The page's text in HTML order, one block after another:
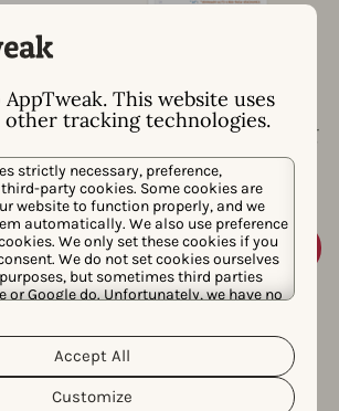
This website uses
other tracking technologies.
strictly necessary, preference,
party cookies. Some cookies are
website to function properly, and we
automatically. We also use preference
We only set these cookies if you
We do not set cookies ourselves
but sometimes third parties
or Google do. Unfortunately, we have no
the different cookies we use, please
Policy&Privacy Policy
settings and preferences by
button.
Customize
Accept All
キュメント
に優しいREST APIアクセスで構築さ
ドキュメントによってサポートされて
データを製品に簡単に統合できま
ドキュメントを表示